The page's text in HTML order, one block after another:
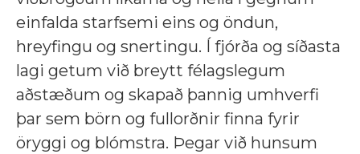
einfalda starfsemi eins og öndun,
hreyfingu og snertingu. Í fjórða og síðasta
lagi getum við breytt félagslegum
aðstæðum og skapað þannig umhverfi
þar sem börn og fullorðnir finna fyrir
öryggi og blómstra. Þegar við hunsum